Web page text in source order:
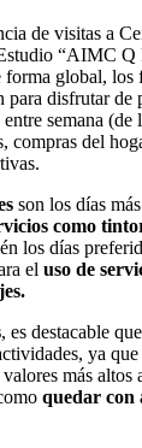
de visitas a
“AIMC Q
global, los
para disfrutar de
semana (de
compras del
son los días
como
los días
el uso de
, es destacable
ya
más altos
quedar con